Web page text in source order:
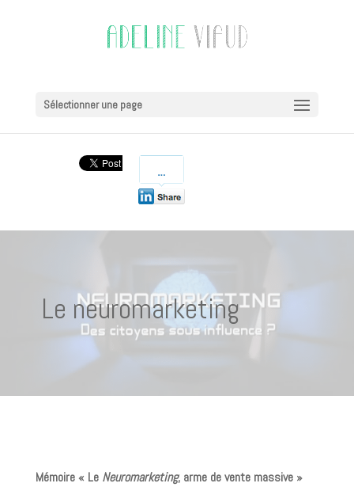
Sélectionner une page
Le neuromarketing
Mémoire « Le Neuromarketing, arme de vente massive »